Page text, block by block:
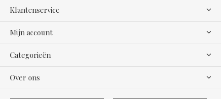
Klantenservice
Mijn account
Categorieën
Over ons